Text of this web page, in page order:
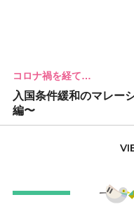
コロナ禍を経て…
入国条件緩和のマレー
編〜